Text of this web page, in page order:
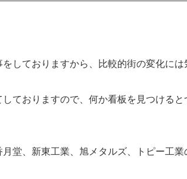
しておりますから、比較的街の変化には
ておりますので、何か看板を見つけると
堂、新東工業、旭メタルズ、トピー工